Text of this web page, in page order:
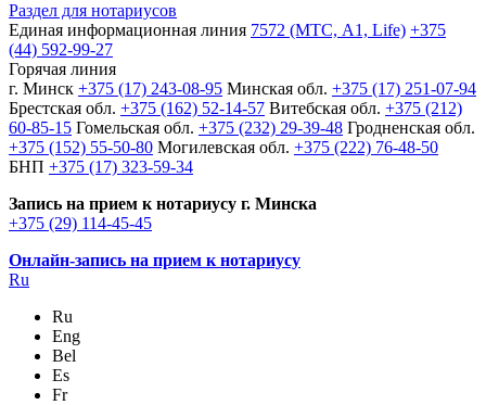
Раздел для нотариусов
Единая информационная линия 7572 (МТС, A1, Life) +375
(44) 592-99-27
Горячая линия
г. Минск +375 (17) 243-08-95 Минская обл. +375 (17) 251-07-94
Брестская обл. +375 (162) 52-14-57 Витебская обл. +375 (212)
60-85-15 Гомельская обл. +375 (232) 29-39-48 Гродненская обл.
+375 (152) 55-50-80 Могилевская обл. +375 (222) 76-48-50
БНП +375 (17) 323-59-34
Запись на прием к нотариусу г. Минска
+375 (29) 114-45-45
Онлайн-запись на прием к нотариусу
Ru
Ru
Eng
Bel
Es
Fr